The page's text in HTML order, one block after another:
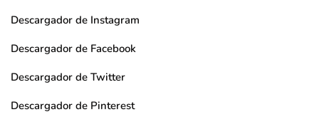
Descargador de Instagram
Descargador de Facebook
Descargador de Twitter
Descargador de Pinterest